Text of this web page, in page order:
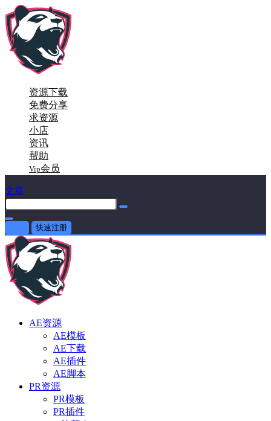
资源下载
免费分享
求资源
小店
资讯
帮助
Vip会员
文章
快速注册
AE资源
AE模板
AE下载
AE插件
AE脚本
PR资源
PR模板
PR插件